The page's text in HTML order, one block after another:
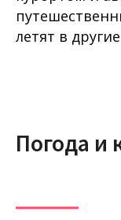
летят в
Погода и